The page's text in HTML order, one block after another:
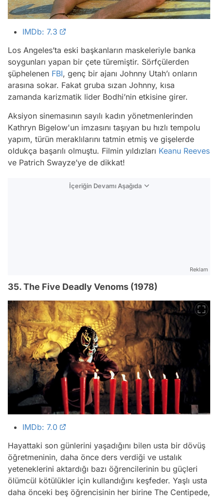
IMDb: 7.3
Los Angeles’ta eski başkanların maskeleriyle banka
soygunları yapan bir çete türemiştir. Sörfçülerden
şüphelenen FBI, genç bir ajanı Johnny Utah’ı onların
arasına sokar. Fakat gruba sızan Johnny, kısa
zamanda karizmatik lider Bodhi’nin etkisine girer.
Aksiyon sinemasının sayılı kadın yönetmenlerinden
Kathryn Bigelow'un imzasını taşıyan bu hızlı tempolu
yapım, türün meraklılarını tatmin etmiş ve gişelerde
oldukça başarılı olmuştu. Filmin yıldızları Keanu Reeves
ve Patrich Swayze’ye de dikkat!
İçeriğin Devamı Aşağıda
Reklam
35. The Five Deadly Venoms (1978)
IMDb: 7.0
Hayattaki son günlerini yaşadığını bilen usta bir dövüş
öğretmeninin, daha önce ders verdiği ve ustalık
yeteneklerini aktardığı bazı öğrencilerinin bu güçleri
ölümcül kötülükler için kullandığını keşfeder. Yaşlı usta
daha önceki beş öğrencisinin her birine The Centipede,